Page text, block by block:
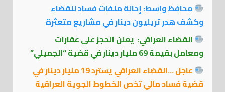
محافظ واسط: إحالة ملفات فساد للقضاء
وكشف هدر تريليون دينار في مشاريع متعثرة
القضاء العراقي: يعلن الحجز على عقارات
ومعامل بقيمة 69 مليار دينار في قضية “الجميلي”
عاجل …القضاء العراقي يسترد 19 مليار دينار في
قضية فساد مالي تخص الخطوط الجوية العراقية